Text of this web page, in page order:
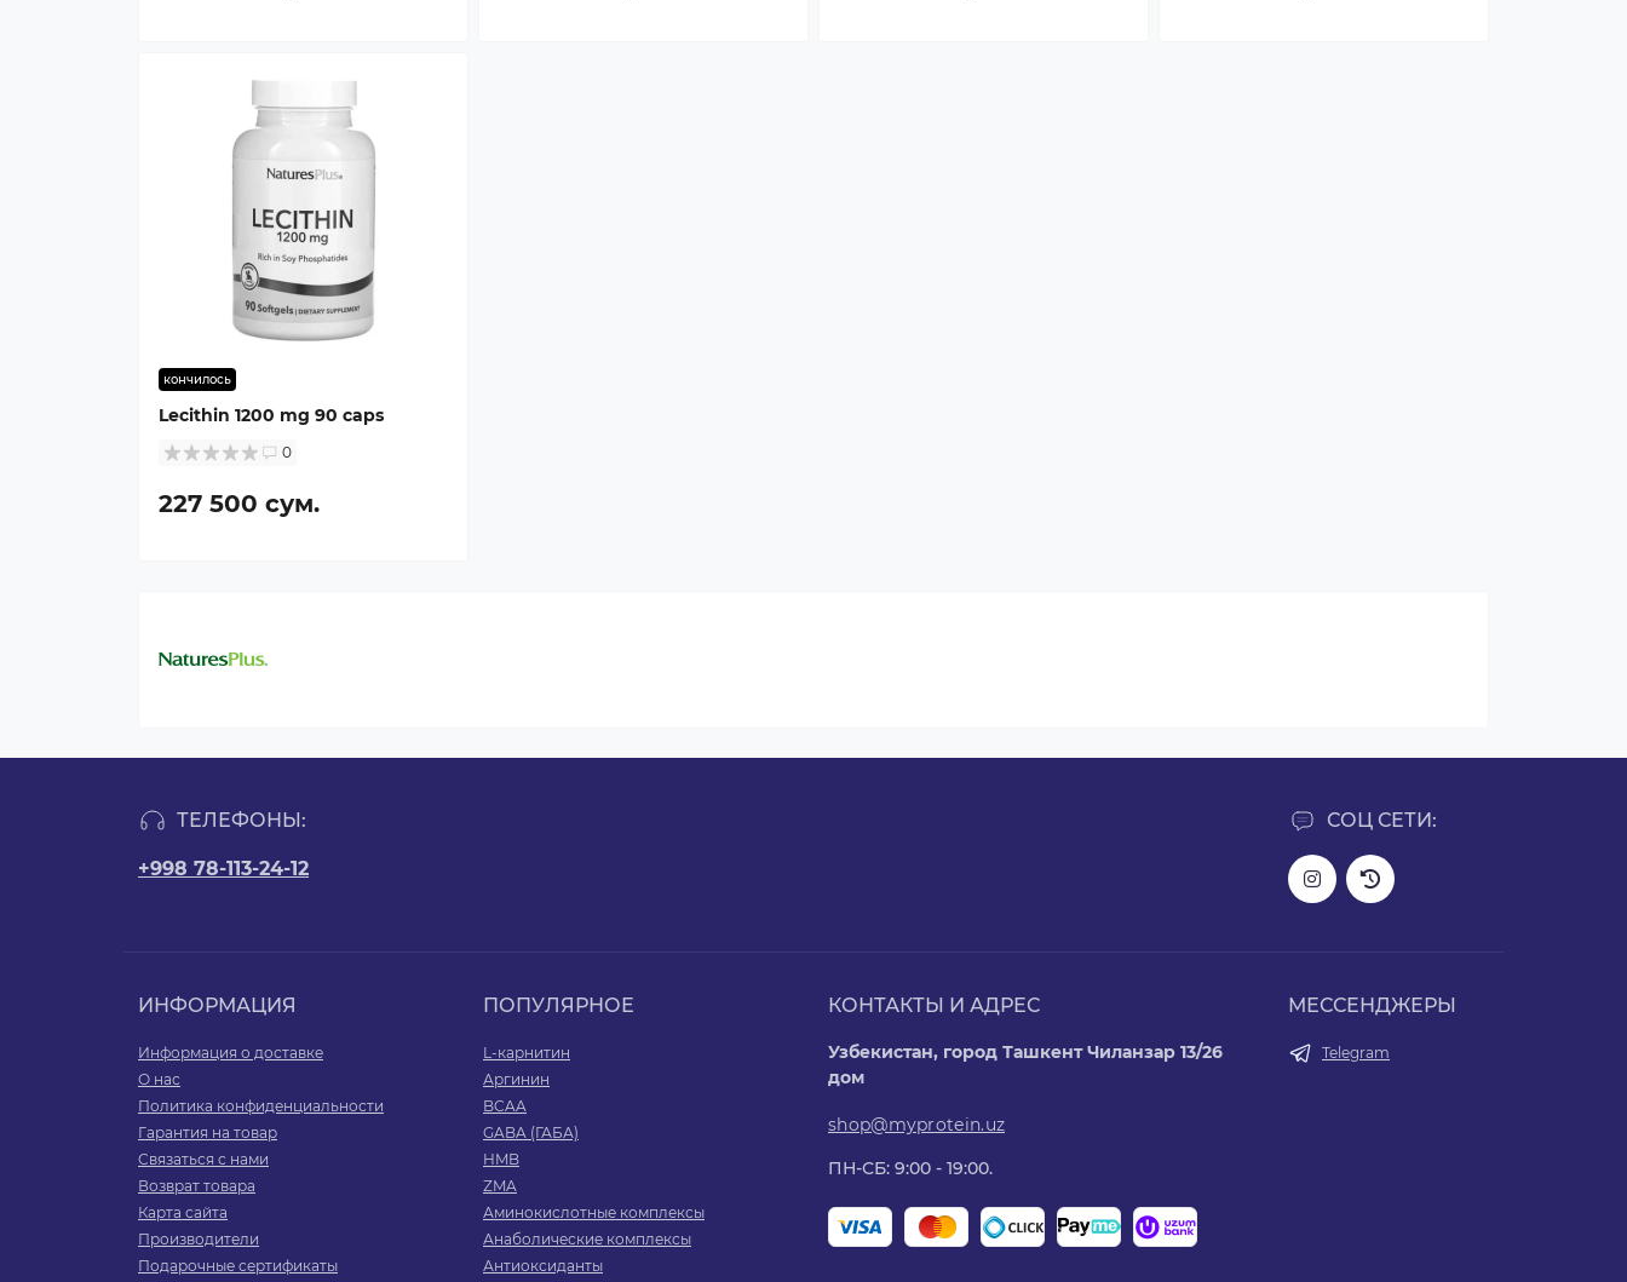
кончилось
Lecithin 1200 mg 90 caps
0
227 500 сум.
ТЕЛЕФОНЫ:
+998 78-113-24-12
СОЦ СЕТИ:
ИНФОРМАЦИЯ
Информация о доставке
О нас
Политика конфиденциальности
Гарантия на товар
Связаться с нами
Возврат товара
Карта сайта
Производители
Подарочные сертификаты
ПОПУЛЯРНОЕ
L-карнитин
Аргинин
BCAA
GABA (ГАБА)
HMB
ZMA
Аминокислотные комплексы
Анаболические комплексы
Антиоксиданты
КОНТАКТЫ И АДРЕС
Узбекистан, город Ташкент Чиланзар 13/26
дом
shop@myprotein.uz
ПН-СБ: 9:00 - 19:00.
МЕССЕНДЖЕРЫ
Telegram